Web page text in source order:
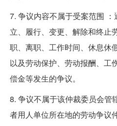
7. 争议内容不属于受案范围
立、履行、变更、解除和终止
职、离职、工作时间、休息休
以及劳动保护、劳动报酬、工
偿金等发生的争议。
8. 争议不属于该仲裁委员会管
者用人单位所在地的劳动争议